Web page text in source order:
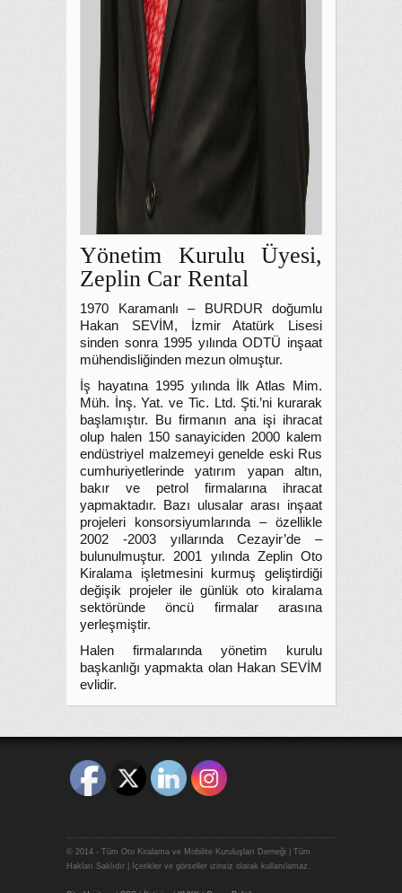
Yönetim Kurulu Üyesi,
Zeplin Car Rental
1970 Karamanlı – BURDUR doğumlu
Hakan SEVİM, İzmir Atatürk Lisesi
sinden sonra 1995 yılında ODTÜ inşaat
mühendisliğinden mezun olmuştur.
İş hayatına 1995 yılında İlk Atlas Mim.
Müh. İnş. Yat. ve Tic. Ltd. Şti.’ni kurarak
başlamıştır. Bu firmanın ana işi ihracat
olup halen 150 sanayiciden 2000 kalem
endüstriyel malzemeyi genelde eski Rus
cumhuriyetlerinde yatırım yapan altın,
bakır ve petrol firmalarına ihracat
yapmaktadır. Bazı ulusalar arası inşaat
projeleri konsorsiyumlarında – özellikle
2002 -2003 yıllarında Cezayir’de –
bulunulmuştur. 2001 yılında Zeplin Oto
Kiralama işletmesini kurmuş geliştirdiği
değişik projeler ile günlük oto kiralama
sektöründe öncü firmalar arasına
yerleşmiştir.
Halen firmalarında yönetim kurulu
başkanlığı yapmakta olan Hakan SEVİM
evlidir.
© 2014 - Tüm Oto Kiralama ve Mobilite Kuruluşları Derneği | Tüm
Hakları Saklıdır | İçerikler ve görseller izinsiz olarak kullanılamaz.